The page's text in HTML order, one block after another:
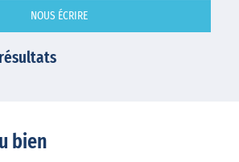
NOUS ÉCRIRE
bien